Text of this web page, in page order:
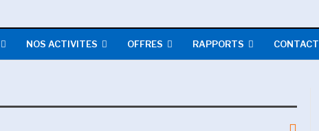
NOS ACTIVITES OFFRES RAPPORTS CONTACT